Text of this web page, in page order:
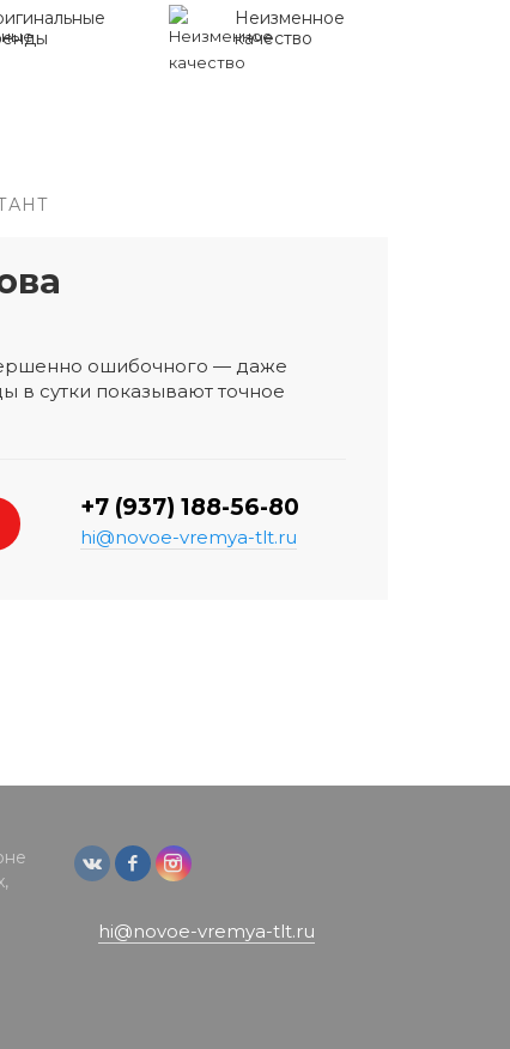
Неизменное
качество
ошибочного — даже
в сутки показывают точное
+7 (937) 188-56-80
hi@novoe-vremya-tlt.ru
hi@novoe-vremya-tlt.ru